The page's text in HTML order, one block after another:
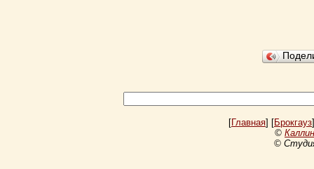
[Главная] [Брокгауз
©
©